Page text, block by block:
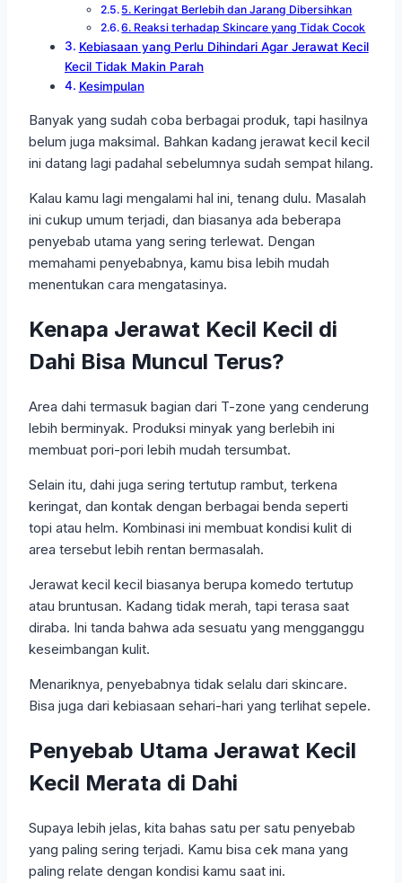
5. Keringat Berlebih dan Jarang Dibersihkan
6. Reaksi terhadap Skincare yang Tidak Cocok
Kebiasaan yang Perlu Dihindari Agar Jerawat Kecil
Kecil Tidak Makin Parah
Kesimpulan
Banyak yang sudah coba berbagai produk, tapi hasilnya
belum juga maksimal. Bahkan kadang jerawat kecil kecil
ini datang lagi padahal sebelumnya sudah sempat hilang.
Kalau kamu lagi mengalami hal ini, tenang dulu. Masalah
ini cukup umum terjadi, dan biasanya ada beberapa
penyebab utama yang sering terlewat. Dengan
memahami penyebabnya, kamu bisa lebih mudah
menentukan cara mengatasinya.
Kenapa Jerawat Kecil Kecil di
Dahi Bisa Muncul Terus?
Area dahi termasuk bagian dari T-zone yang cenderung
lebih berminyak. Produksi minyak yang berlebih ini
membuat pori-pori lebih mudah tersumbat.
Selain itu, dahi juga sering tertutup rambut, terkena
keringat, dan kontak dengan berbagai benda seperti
topi atau helm. Kombinasi ini membuat kondisi kulit di
area tersebut lebih rentan bermasalah.
Jerawat kecil kecil biasanya berupa komedo tertutup
atau bruntusan. Kadang tidak merah, tapi terasa saat
diraba. Ini tanda bahwa ada sesuatu yang mengganggu
keseimbangan kulit.
Menariknya, penyebabnya tidak selalu dari skincare.
Bisa juga dari kebiasaan sehari-hari yang terlihat sepele.
Penyebab Utama Jerawat Kecil
Kecil Merata di Dahi
Supaya lebih jelas, kita bahas satu per satu penyebab
yang paling sering terjadi. Kamu bisa cek mana yang
paling relate dengan kondisi kamu saat ini.